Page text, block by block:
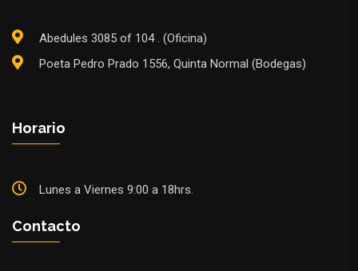
Abedules 3085 of 104 . (Oficina)
Poeta Pedro Prado 1556, Quinta Normal (Bodegas)
Horario
Lunes a Viernes 9:00 a 18hrs.
Contacto